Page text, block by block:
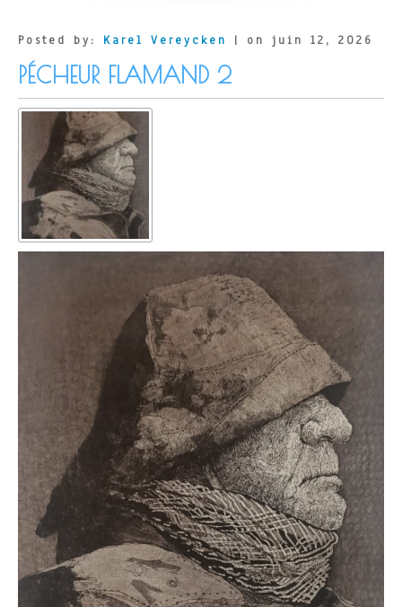
Posted by: Karel Vereycken | on juin 12, 2026
PÉCHEUR FLAMAND 2